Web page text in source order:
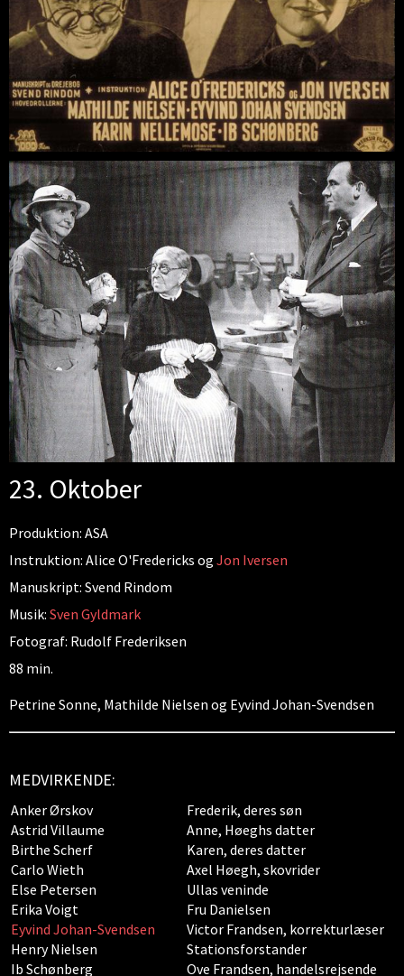
23. Oktober
Produktion: ASA
Instruktion: Alice O'Fredericks og Jon Iversen
Manuskript: Svend Rindom
Musik: Sven Gyldmark
Fotograf: Rudolf Frederiksen
88 min.
Petrine Sonne, Mathilde Nielsen og Eyvind Johan-Svendsen
MEDVIRKENDE:
Anker Ørskov
Frederik, deres søn
Astrid Villaume
Anne, Høeghs datter
Birthe Scherf
Karen, deres datter
Carlo Wieth
Axel Høegh, skovrider
Else Petersen
Ullas veninde
Erika Voigt
Fru Danielsen
Eyvind Johan-Svendsen
Victor Frandsen, korrekturlæser
Henry Nielsen
Stationsforstander
Ib Schønberg
Ove Frandsen, handelsrejsende